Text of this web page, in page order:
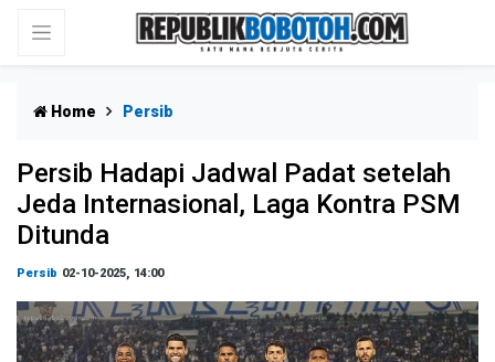
Home Persib
Persib Hadapi Jadwal Padat setelah
Jeda Internasional, Laga Kontra PSM
Ditunda
Persib 02-10-2025, 14:00